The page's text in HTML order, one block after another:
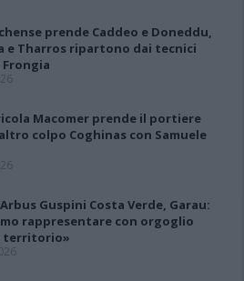
prende Caddeo e Doneddu,
e Tharros ripartono dai tecnici
Frongia
Macomer prende il portiere
colpo Coghinas con Samuele
Guspini Costa Verde, Garau:
rappresentare con orgoglio
territorio»